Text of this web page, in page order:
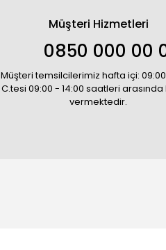
Müşteri Hizmetleri
0850 000 00
Müşteri temsilcilerimiz hafta içi: 09:00
C.tesi 09:00 - 14:00 saatleri
vermektedir.